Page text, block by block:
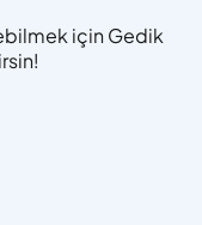
için Gedik